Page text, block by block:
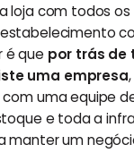
loja com todos
é que por trás de
uma empresa
uma equipe
e toda a
manter um